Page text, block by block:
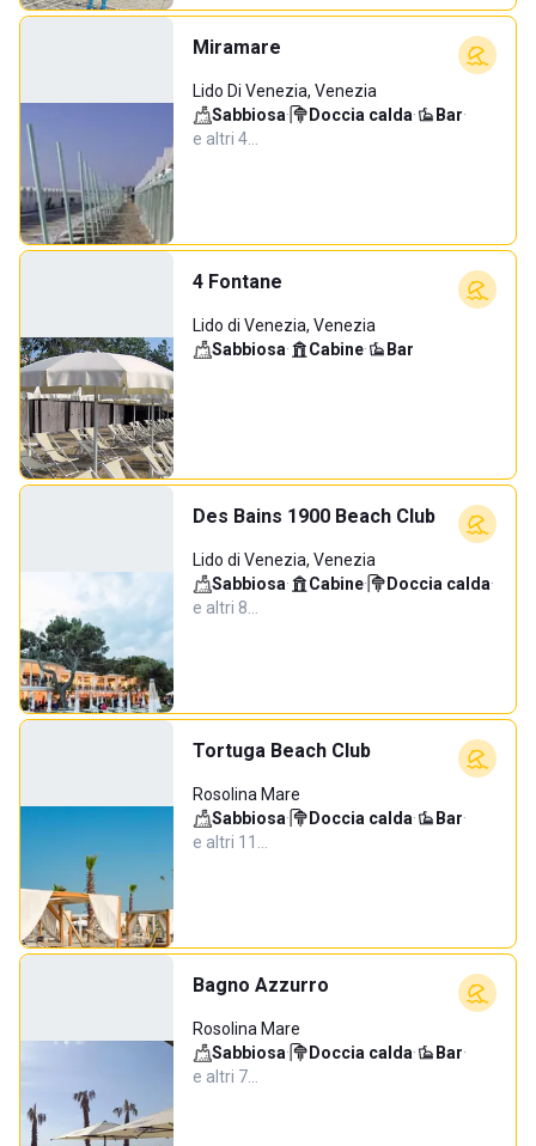
Miramare
Lido Di Venezia, Venezia
Sabbiosa· Doccia calda· Bar·
e altri 4…
4 Fontane
Lido di Venezia, Venezia
Sabbiosa· Cabine· Bar
Des Bains 1900 Beach Club
Lido di Venezia, Venezia
Sabbiosa· Cabine· Doccia calda·
e altri 8…
Tortuga Beach Club
Rosolina Mare
Sabbiosa· Doccia calda· Bar·
e altri 11…
Bagno Azzurro
Rosolina Mare
Sabbiosa· Doccia calda· Bar·
e altri 7…